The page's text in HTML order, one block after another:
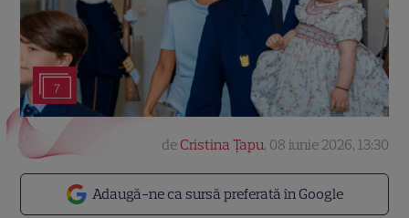
7
Adaugă-ne ca sursă preferată în Google
de Cristina Țapu, 08 iunie 2026, 13:30